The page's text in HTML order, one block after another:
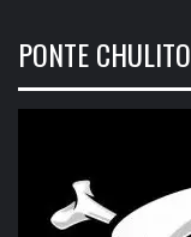
PONTE